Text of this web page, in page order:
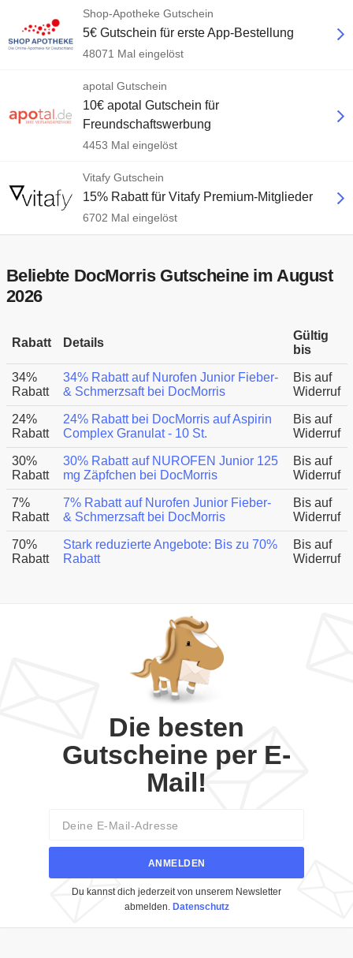
Shop-Apotheke Gutschein
5€ Gutschein für erste App-Bestellung
48071 Mal eingelöst
apotal Gutschein
10€ apotal Gutschein für
Freundschaftswerbung
4453 Mal eingelöst
Vitafy Gutschein
15% Rabatt für Vitafy Premium-Mitglieder
6702 Mal eingelöst
Beliebte DocMorris Gutscheine im August
2026
Rabatt Details
Gültig
bis
34%
Rabatt
34% Rabatt auf Nurofen Junior Fieber-
& Schmerzsaft bei DocMorris
Bis auf
Widerruf
24%
Rabatt
24% Rabatt bei DocMorris auf Aspirin
Complex Granulat - 10 St.
Bis auf
Widerruf
30%
Rabatt
30% Rabatt auf NUROFEN Junior 125
mg Zäpfchen bei DocMorris
Bis auf
Widerruf
7%
Rabatt
7% Rabatt auf Nurofen Junior Fieber-
& Schmerzsaft bei DocMorris
Bis auf
Widerruf
70%
Rabatt
Stark reduzierte Angebote: Bis zu 70%
Rabatt
Bis auf
Widerruf
Die besten
Gutscheine per E-
Mail!
ANMELDEN
Du kannst dich jederzeit von unserem Newsletter
abmelden. Datenschutz